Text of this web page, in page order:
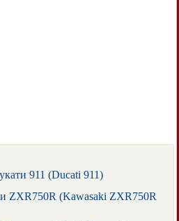
911 (Ducati 911)
ZXR750R (Kawasaki ZXR750R